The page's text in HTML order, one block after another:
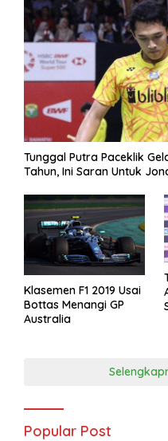
Tunggal Putra Paceklik
Tahun, Ini Saran Untuk
Klasemen F1 2019 Usai
Bottas Menangi GP
Australia
Popular Post